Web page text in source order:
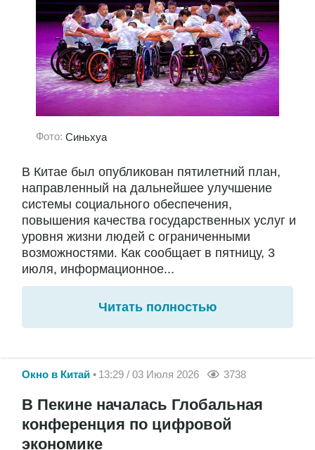
Фото: Синьхуа
В Китае был опубликован пятилетний план,
направленный на дальнейшее улучшение
системы социального обеспечения,
повышения качества государственных услуг и
уровня жизни людей с ограниченными
возможностями. Как сообщает в пятницу, 3
июля, информационное...
Читать полностью
Окно в Китай 13:29 / 03 Июля 2026 3738
В Пекине началась Глобальная
конференция по цифровой
экономике